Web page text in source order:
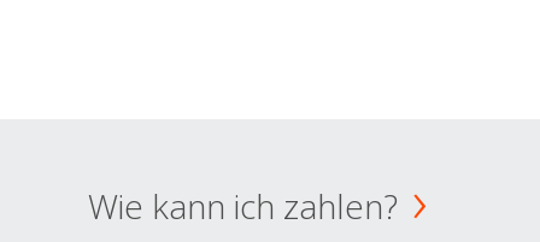
Wie kann ich zahlen?